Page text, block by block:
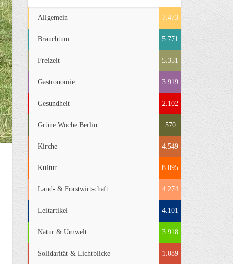
Allgemein 7.473
Brauchtum 5.771
Freizeit 5.351
Gastronomie 3.919
Gesundheit 2.102
Grüne Woche Berlin 570
Kirche 4.549
Kultur 8.095
Land- & Forstwirtschaft 4.274
Leitartikel 4.101
Natur & Umwelt 3.918
Solidarität & Lichtblicke 1.089